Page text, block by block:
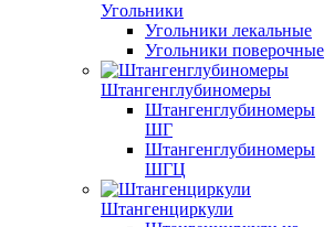
Угольники
Угольники лекальные
Угольники поверочные
Штангенглубиномеры
Штангенглубиномеры
ШГ
Штангенглубиномеры
ШГЦ
Штангенциркули